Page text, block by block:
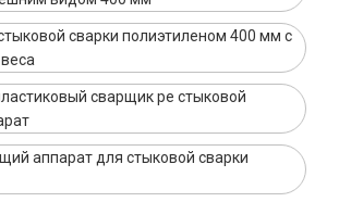
сварки полиэтиленом 400 мм с
сварщик pe стыковой
аппарат для стыковой сварки